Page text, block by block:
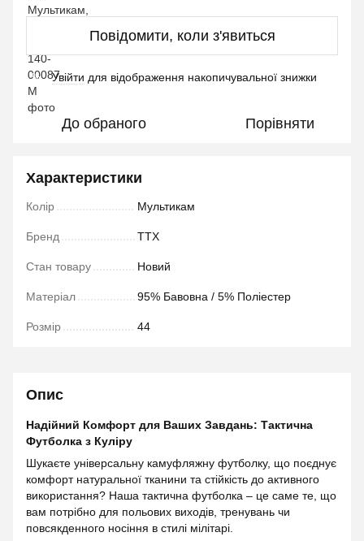
Повідомити, коли з'явиться
% Увійти для відображення накопичувальної знижки
До обраного Порівняти
Характеристики
Колір Мультикам
Бренд TTX
Стан товару Новий
Матеріал 95% Бавовна / 5% Поліестер
Розмір 44
Опис
Надійний Комфорт для Ваших Завдань: Тактична
Футболка з Куліру
Шукаєте універсальну камуфляжну футболку, що поєднує
комфорт натуральної тканини та стійкість до активного
використання? Наша тактична футболка – це саме те, що
вам потрібно для польових виходів, тренувань чи
повсякденного носіння в стилі мілітарі.